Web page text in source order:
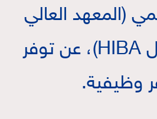
(المعهد العالي
لإدارة الأعمال HIBA)، عن توفر
وظيفية.